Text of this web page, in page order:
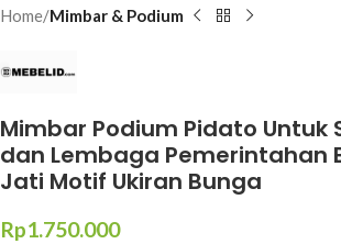
Home Mimbar & Podium
Mimbar Podium Pidato Untuk
dan Lembaga Pemerintahan
Jati Motif Ukiran Bunga
Rp1.750.000